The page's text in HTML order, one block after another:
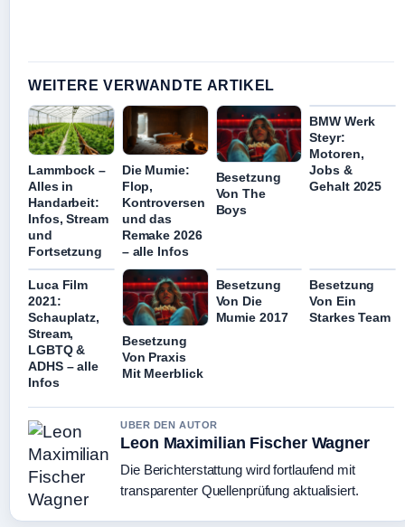
WEITERE VERWANDTE ARTIKEL
Lammbock –
Alles in
Handarbeit:
Infos, Stream
und
Fortsetzung
Die Mumie:
Flop,
Kontroversen
und das
Remake 2026
– alle Infos
Besetzung
Von The
Boys
BMW Werk
Steyr:
Motoren,
Jobs &
Gehalt 2025
Luca Film
2021:
Schauplatz,
Stream,
LGBTQ &
ADHS – alle
Infos
Besetzung
Von Praxis
Mit Meerblick
Besetzung
Von Die
Mumie 2017
Besetzung
Von Ein
Starkes Team
UBER DEN AUTOR
Leon Maximilian Fischer Wagner
Die Berichterstattung wird fortlaufend mit
transparenter Quellenprüfung aktualisiert.